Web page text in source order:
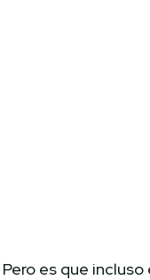
Pero es que